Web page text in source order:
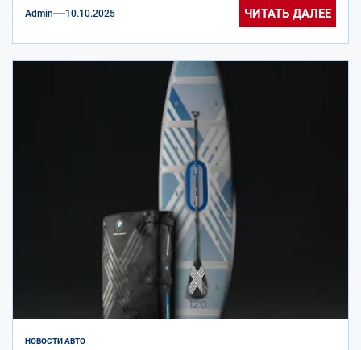
24 млн...
Admin 10.10.2025 ЧИТАТЬ ДАЛЕЕ
НОВОСТИ АВТО